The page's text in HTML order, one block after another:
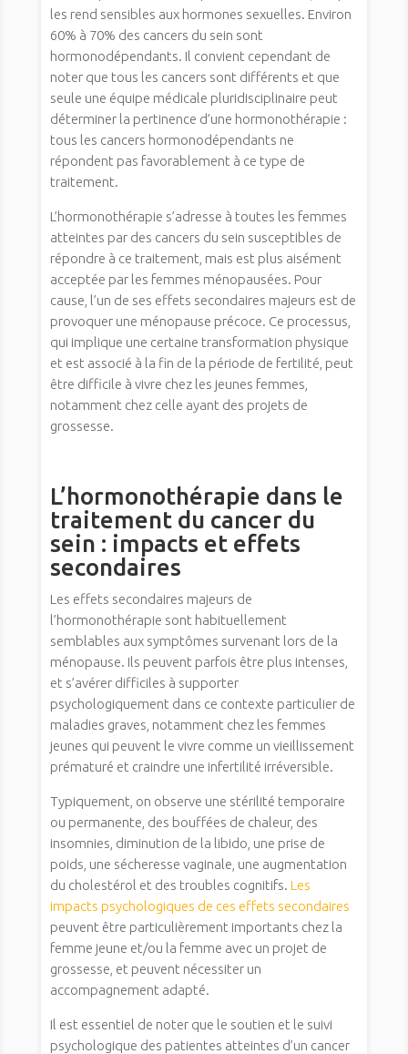
les rend sensibles aux hormones sexuelles. Environ
60% à 70% des cancers du sein sont
hormonodépendants. Il convient cependant de
noter que tous les cancers sont différents et que
seule une équipe médicale pluridisciplinaire peut
déterminer la pertinence d’une hormonothérapie :
tous les cancers hormonodépendants ne
répondent pas favorablement à ce type de
traitement.
L’hormonothérapie s’adresse à toutes les femmes
atteintes par des cancers du sein susceptibles de
répondre à ce traitement, mais est plus aisément
acceptée par les femmes ménopausées. Pour
cause, l’un de ses effets secondaires majeurs est de
provoquer une ménopause précoce. Ce processus,
qui implique une certaine transformation physique
et est associé à la fin de la période de fertilité, peut
être difficile à vivre chez les jeunes femmes,
notamment chez celle ayant des projets de
grossesse.
L’hormonothérapie dans le
traitement du cancer du
sein : impacts et effets
secondaires
Les effets secondaires majeurs de
l’hormonothérapie sont habituellement
semblables aux symptômes survenant lors de la
ménopause. Ils peuvent parfois être plus intenses,
et s’avérer difficiles à supporter
psychologiquement dans ce contexte particulier de
maladies graves, notamment chez les femmes
jeunes qui peuvent le vivre comme un vieillissement
prématuré et craindre une infertilité irréversible.
Typiquement, on observe une stérilité temporaire
ou permanente, des bouffées de chaleur, des
insomnies, diminution de la libido, une prise de
poids, une sécheresse vaginale, une augmentation
du cholestérol et des troubles cognitifs. Les
impacts psychologiques de ces effets secondaires
peuvent être particulièrement importants chez la
femme jeune et/ou la femme avec un projet de
grossesse, et peuvent nécessiter un
accompagnement adapté.
Il est essentiel de noter que le soutien et le suivi
psychologique des patientes atteintes d’un cancer